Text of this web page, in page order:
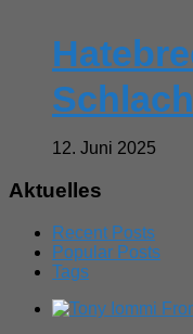
12. Juni 2025
Aktuelles
Recent Posts
Popular Posts
Tags